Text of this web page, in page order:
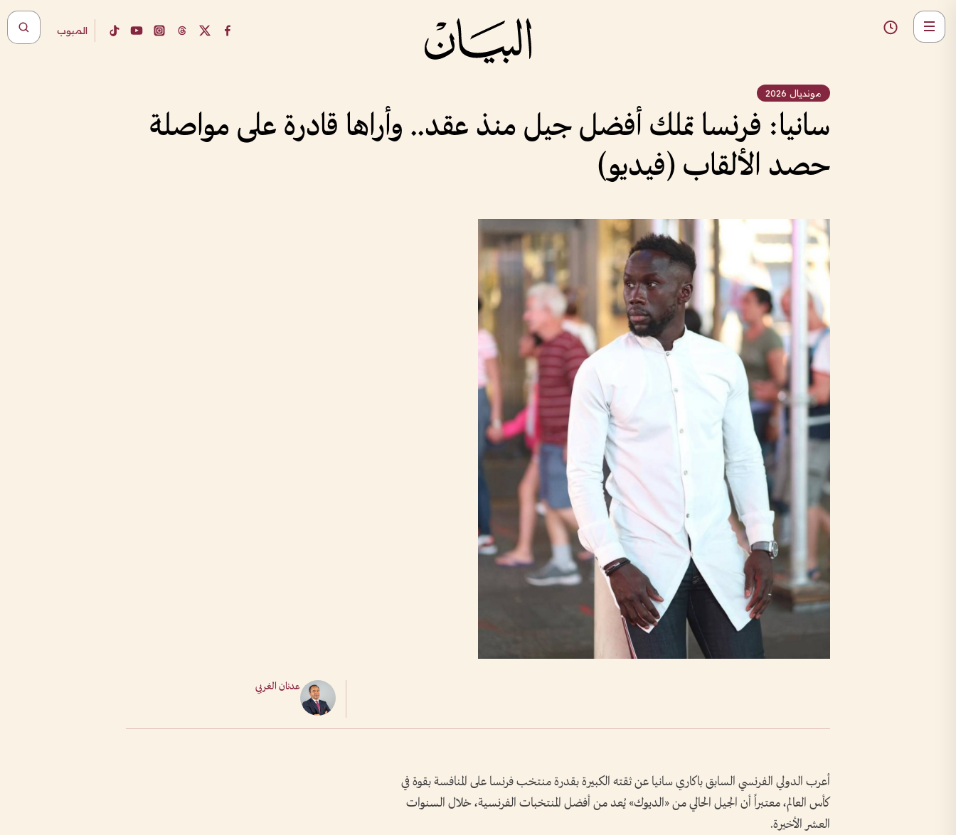
المبوب
مونديال 2026
سانيا: فرنسا تملك أفضل جيل منذ عقد.. وأراها قادرة على مواصلة
حصد الألقاب (فيديو)
عدنان الغربي
أعرب الدولي الفرنسي السابق باكاري سانيا عن ثقته الكبيرة بقدرة منتخب فرنسا على المنافسة بقوة في
كأس العالم، معتبراً أن الجيل الحالي من «الديوك» يُعد من أفضل المنتخبات الفرنسية، خلال السنوات
العشر الأخيرة.